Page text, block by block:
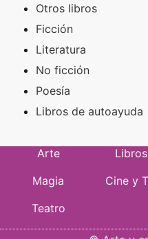
Otros libros
Ficción
Literatura
No ficción
Poesía
Libros de autoayuda
Arte Libros
Magia
Cine y
Teatro